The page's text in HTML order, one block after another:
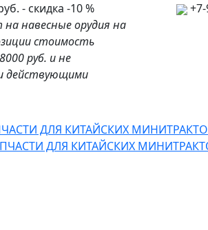
- скидка -10 %
на навесные орудия на
стоимость
руб. и не
действующими
ДЛЯ КИТАЙСКИХ
ДЛЯ КИТАЙСКИХ